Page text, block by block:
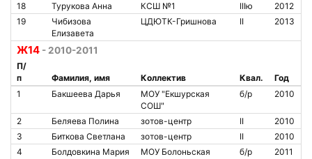
18 Турукова Анна КСШ №1 IIIю
2012
19
Чибизова
Елизавета
ЦДЮТК-Гришнова II 2013
Ж14 - 2010-2011
П/
п
Фамилия, имя Коллектив Квал.
Год
1
Бакшеева Дарья
МОУ "Екшурская
СОШ"
б/р 2010
2 Беляева Полина зотов-центр II
2010
3
Биткова Светлана зотов-центр II
2010
4
Болдовкина Мария
МОУ Болоньская
б/р 2011